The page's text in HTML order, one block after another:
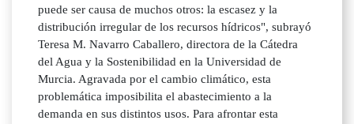
puede ser causa de muchos otros: la escasez y la
distribución irregular de los recursos hídricos", subrayó
Teresa M. Navarro Caballero, directora de la Cátedra
del Agua y la Sostenibilidad en la Universidad de
Murcia. Agravada por el cambio climático, esta
problemática imposibilita el abastecimiento a la
demanda en sus distintos usos. Para afrontar esta